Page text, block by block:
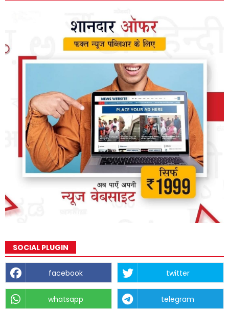
SOCIAL PLUGIN
facebook twitter
whatsapp telegram